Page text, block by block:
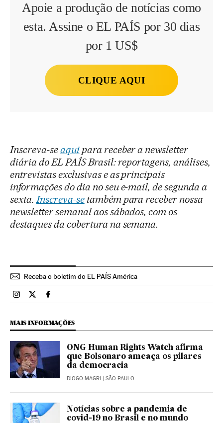
Apoie a produção de notícias como
esta. Assine o EL PAÍS por 30 dias
por 1 US$
CLIQUE AQUI
Inscreva-seaquipara receber a newsletter
diária do EL PAÍS Brasil: reportagens, análises,
entrevistas exclusivas e as principais
informações do dia no seu e-mail, de segunda a
sexta. Inscreva-setambém para receber nossa
newsletter semanal aos sábados, com os
destaques da cobertura na semana.
Receba o boletim do EL PAÍS América
Brasil El País Brasil en Instagram
Brasil El País Brasil en Twitter
Brasil El País Brasil en Facebook
MAIS INFORMAÇÕES
ONG Human Rights Watch afirma
que Bolsonaro ameaça os pilares
da democracia
DIOGO MAGRI | SÃO PAULO
Notícias sobre a pandemia de
covid-19 no Brasil e no mundo